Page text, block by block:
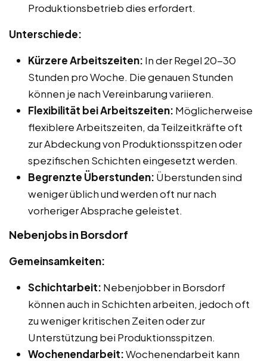
Produktionsbetrieb dies erfordert.
Unterschiede:
Kürzere Arbeitszeiten: In der Regel 20-30
Stunden pro Woche. Die genauen Stunden
können je nach Vereinbarung variieren.
Flexibilität bei Arbeitszeiten: Möglicherweise
flexiblere Arbeitszeiten, da Teilzeitkräfte oft
zur Abdeckung von Produktionsspitzen oder
spezifischen Schichten eingesetzt werden.
Begrenzte Überstunden: Überstunden sind
weniger üblich und werden oft nur nach
vorheriger Absprache geleistet.
Nebenjobs in Borsdorf
Gemeinsamkeiten:
Schichtarbeit: Nebenjobber in Borsdorf
können auch in Schichten arbeiten, jedoch oft
zu weniger kritischen Zeiten oder zur
Unterstützung bei Produktionsspitzen.
Wochenendarbeit:Wochenendarbeit kann